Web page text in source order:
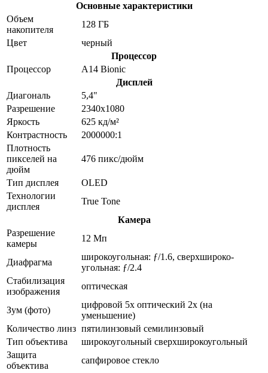
Основные характеристики
Объем
накопителя
128 ГБ
Цвет
черный
Процессор
Процессор
A14 Bionic
Дисплей
Диагональ
5,4"
Разрешение
2340x1080
Яркость
625 кд/м²
Контрастность
2000000:1
Плотность
пикселей на
дюйм
476 пикс/дюйм
Тип дисплея
OLED
Технологии
дисплея
True Tone
Камера
Разрешение
камеры
12 Мп
Диафрагма
широкоугольная: ƒ/1.6, сверхшироко­
угольная: ƒ/2.4
Стабилизация
изображения
оптическая
Зум (фото)
цифровой 5x оптический 2x (на
уменьшение)
Количество линз пятилинзовый семилинзовый
Тип объектива
широкоугольный сверхширокоугольный
Защита
объектива
сапфировое стекло